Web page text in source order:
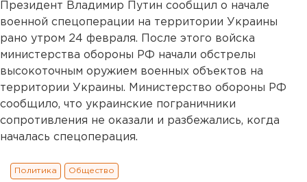
Президент Владимир Путин сообщил о начале
военной спецоперации на территории Украины
рано утром 24 февраля. После этого войска
министерства обороны РФ начали обстрелы
высокоточным оружием военных объектов на
территории Украины. Министерство обороны РФ
сообщило, что украинские пограничники
сопротивления не оказали и разбежались, когда
началась спецоперация.
Политика Общество